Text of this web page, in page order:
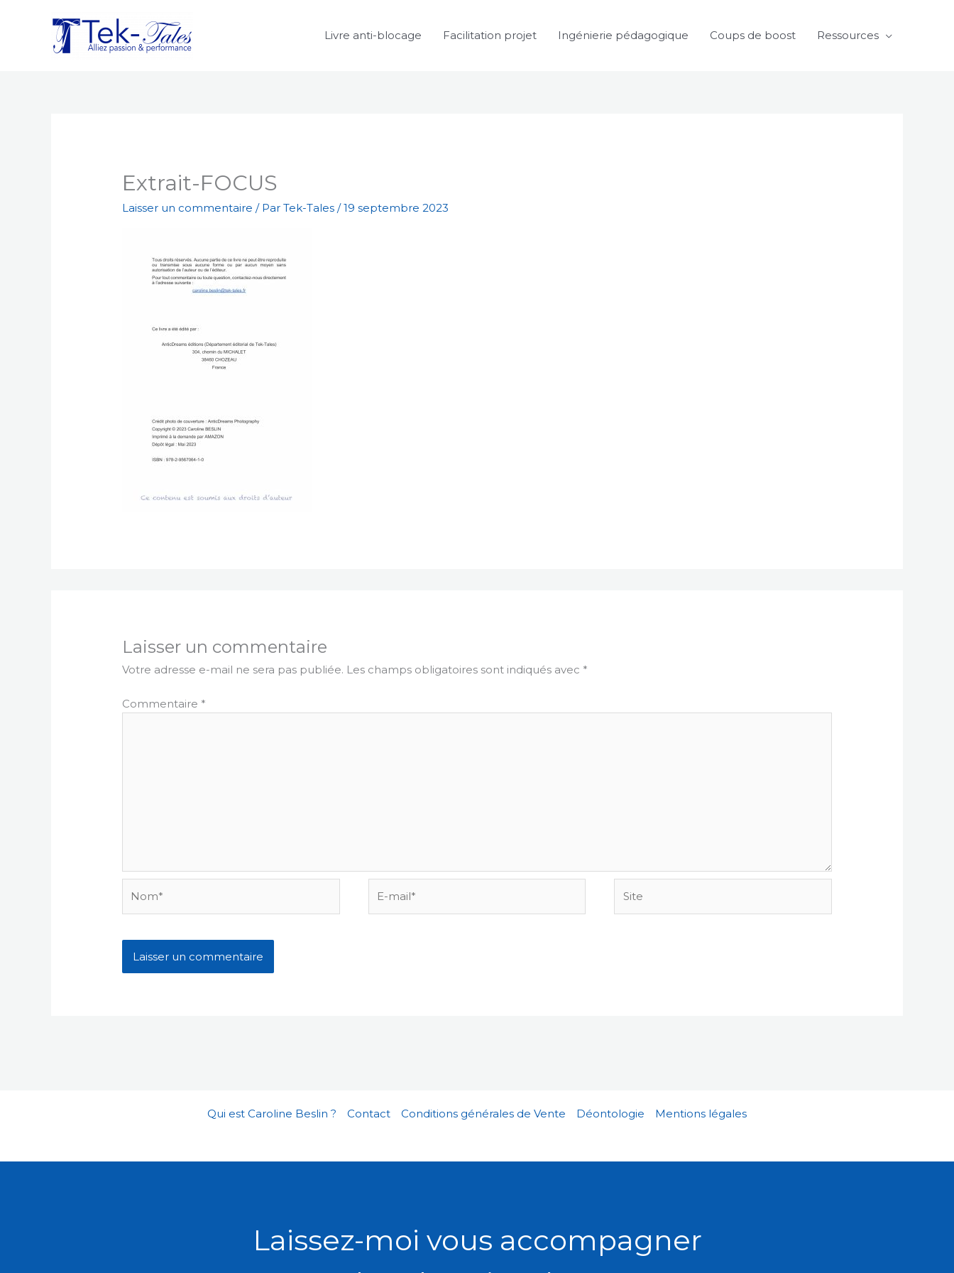
Livre anti-blocage Facilitation projet Ingénierie pédagogique Coups de boost Ressources
Extrait-FOCUS
Laisser un commentaire / ParTek-Tales/19 septembre 2023
Laisser un commentaire
Votre adresse e-mail ne sera pas publiée. Les champs obligatoires sont indiqués avec *
Commentaire *
Qui est Caroline Beslin ? Contact Conditions générales de Vente Déontologie Mentions légales
Laissez-moi vous accompagner